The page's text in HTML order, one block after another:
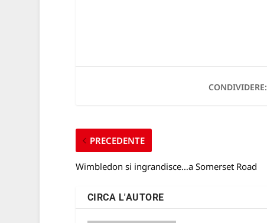
CONDIVIDERE:
PRECEDENTE
Wimbledon si ingrandisce…a Somerset Road
CIRCA L'AUTORE